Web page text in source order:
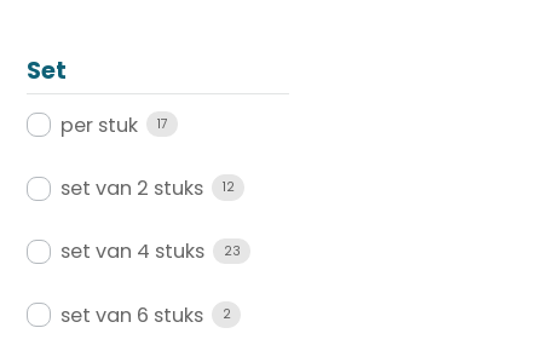
Set
per stuk 17
set van 2 stuks 12
set van 4 stuks 23
set van 6 stuks 2